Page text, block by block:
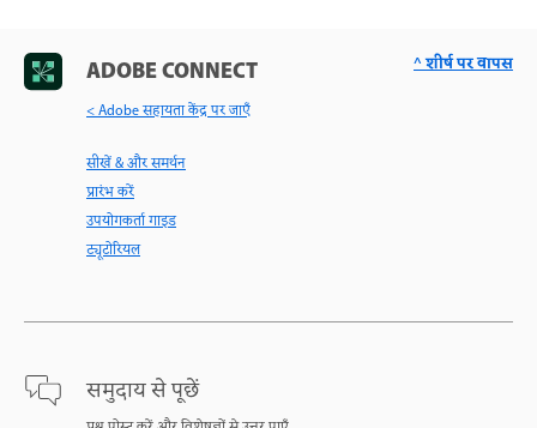
ADOBE CONNECT
< Adobe सहायता केंद्र पर जाएँ
सीखें & और समर्थन
प्रारंभ करें
उपयोगकर्ता गाइड
ट्यूटोरियल
समुदाय से पूछें
^ शीर्ष पर वापस